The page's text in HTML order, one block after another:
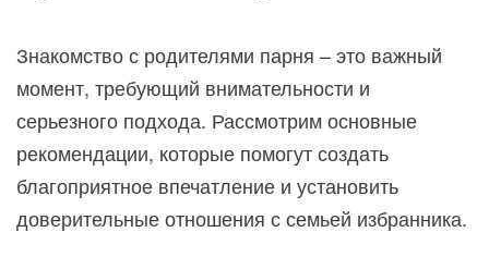
Знакомство с родителями парня – это важный
момент, требующий внимательности и
серьезного подхода. Рассмотрим основные
рекомендации, которые помогут создать
благоприятное впечатление и установить
доверительные отношения с семьей избранника.